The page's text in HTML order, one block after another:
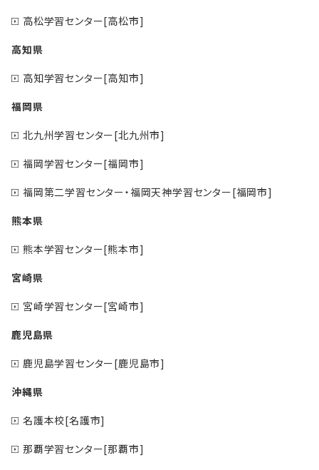
高松学習センター[高松市]
高知県
高知学習センター[高知市]
福岡県
北九州学習センター[北九州市]
福岡学習センター[福岡市]
福岡第二学習センター・福岡天神学習センター[福岡市]
熊本県
熊本学習センター[熊本市]
宮崎県
宮崎学習センター[宮崎市]
鹿児島県
鹿児島学習センター[鹿児島市]
沖縄県
名護本校[名護市]
那覇学習センター[那覇市]